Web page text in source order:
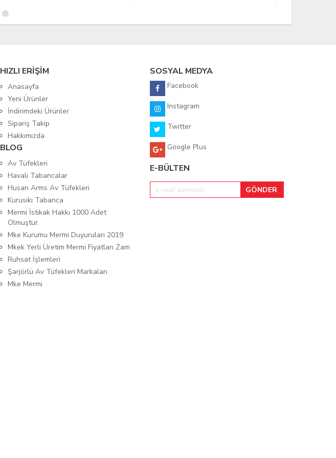
HIZLI ERİŞİM
Anasayfa
Yeni Ürünler
İndirimdeki Ürünler
Sipariş Takip
Hakkımızda
BLOG
Av Tüfekleri
Havalı Tabancalar
Husan Arms Av Tüfekleri
Kurusıkı Tabanca
Mermi İstikak Hakkı 1000 Adet
Olmuştur.
Mke Kurumu Mermi Duyuruları 2019
Mkek Yerli Üretim Mermi Fiyatları Zam
Ruhsat İşlemleri
Şarjörlü Av Tüfekleri Markaları
Mke Mermi
SOSYAL MEDYA
Facebook
Instagram
Twitter
Google Plus
E-BÜLTEN